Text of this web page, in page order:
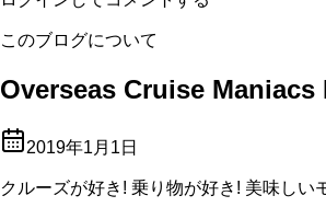
このブログについて
Overseas Cruise Maniacs
2019年1月1日
クルーズが好き! 乗り物が好き! 美味しい